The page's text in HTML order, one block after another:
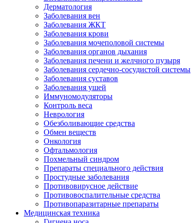
Дерматология
Заболевания вен
Заболевания ЖКТ
Заболевания крови
Заболевания мочеполовой системы
Заболевания органов дыхания
Заболевания печени и желчного пузыря
Заболевания сердечно-сосудистой системы
Заболевания суставов
Заболевания ушей
Иммуномодуляторы
Контроль веса
Неврология
Обезболивающие средства
Обмен веществ
Онкология
Офтальмология
Похмельный синдром
Препараты специального действия
Простудные заболевания
Противовирусное действие
Противовоспалительные средства
Противопаразитарные препараты
Медицинская техника